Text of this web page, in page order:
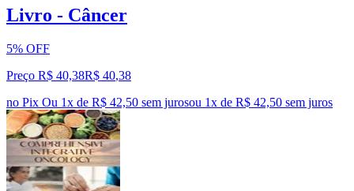
Livro - Câncer
5% OFF
Preço R$ 40,38R$ 40,38
no Pix Ou 1x de R$ 42,50 sem jurosou 1x de R$ 42,50 sem juros